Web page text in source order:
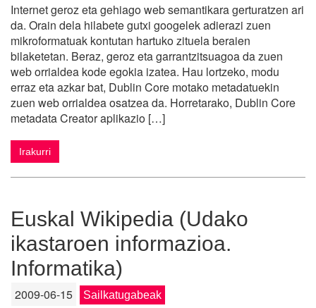
Internet geroz eta gehiago web semantikara gerturatzen ari
da. Orain dela hilabete gutxi googelek adierazi zuen
mikroformatuak kontutan hartuko zituela beraien
bilaketetan. Beraz, geroz eta garrantzitsuagoa da zuen
web orrialdea kode egokia izatea. Hau lortzeko, modu
erraz eta azkar bat, Dublin Core motako metadatuekin
zuen web orrialdea osatzea da. Horretarako, Dublin Core
metadata Creator aplikazio […]
Irakurri
Euskal Wikipedia (Udako
ikastaroen informazioa.
Informatika)
2009-06-15 Sailkatugabeak